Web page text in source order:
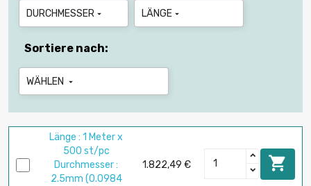
DURCHMESSER  LÄNGE 
Sortiere nach:
WÄHLEN 
Länge : 1 Meter x
500 st/pc
Durchmesser :
2.5mm (0.0984
1.822,49 € 